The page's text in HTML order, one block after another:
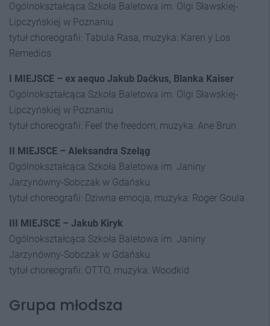
Ogólnokształcąca Szkoła Baletowa im. Olgi Sławskiej-
Lipczyńskiej w Poznaniu
tytuł choreografii: Tabula Rasa, muzyka: Karen y Los
Remedios
I MIEJSCE – ex aequo Jakub Daćkus, Blanka Kaiser
Ogólnokształcąca Szkoła Baletowa im. Olgi Sławskiej-
Lipczyńskiej w Poznaniu
tytuł choreografii: Feel the freedom, muzyka: Ane Brun
II MIEJSCE – Aleksandra Szeląg
Ogólnokształcąca Szkoła Baletowa im. Janiny
Jarzynówny-Sobczak w Gdańsku
tytuł choreografii: Dziwna emocja, muzyka: Roger Goula
III MIEJSCE – Jakub Kiryk
Ogólnokształcąca Szkoła Baletowa im. Janiny
Jarzynówny-Sobczak w Gdańsku
tytuł choreografii: OTTO, muzyka: Woodkid
Grupa młodsza